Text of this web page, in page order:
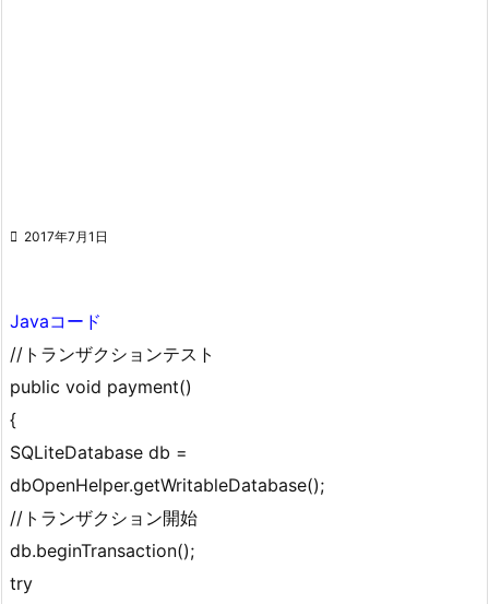
 2017年7月1日
Javaコード
//トランザクションテスト
public void payment()
{
SQLiteDatabase db =
dbOpenHelper.getWritableDatabase();
//トランザクション開始
db.beginTransaction();
try